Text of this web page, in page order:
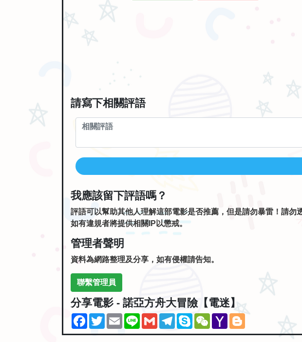
請寫下相關評語
我應該留下評語嗎？
評語可以幫助其他人理解這部電影是否推薦，但是請勿暴雷！請
如有違規者將提供相關IP以懲戒。
管理者聲明
資料為網路整理及分享，如有侵權請告知。
聯繫管理員
分享電影 - 諾亞方舟大冒險【電迷】
Facebook
TwitterEmailLine GmailTelegramSkypeWeChatYahoo
Mail